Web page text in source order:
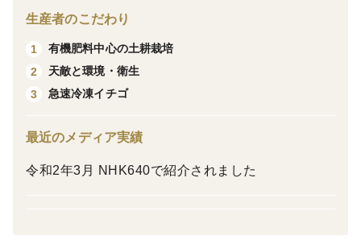
なんと言っても やよいひめの特徴は インパクトのある
生産者のこだわり
1
有機肥料中心の土耕栽培
2
天敵と環境・衛生
3
急速冷凍イチゴ
最近のメディア実績
令和2年3月 NHK640で紹介されました